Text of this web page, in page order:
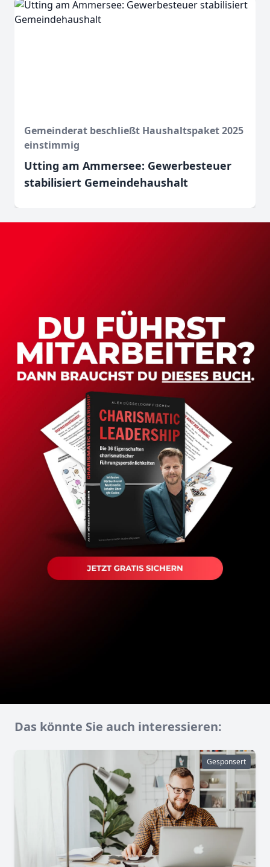
Gemeinderat beschließt Haushaltspaket 2025
einstimmig
Utting am Ammersee: Gewerbesteuer
stabilisiert Gemeindehaushalt
Das könnte Sie auch interessieren:
Gesponsert